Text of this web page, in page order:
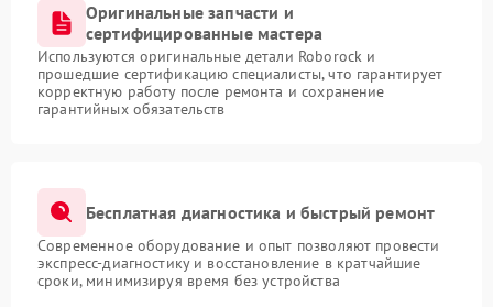
Оригинальные запчасти и
сертифицированные мастера
Используются оригинальные детали Roborock и
прошедшие сертификацию специалисты, что гарантирует
корректную работу после ремонта и сохранение
гарантийных обязательств
Бесплатная диагностика и быстрый ремонт
Современное оборудование и опыт позволяют провести
экспресс-диагностику и восстановление в кратчайшие
сроки, минимизируя время без устройства